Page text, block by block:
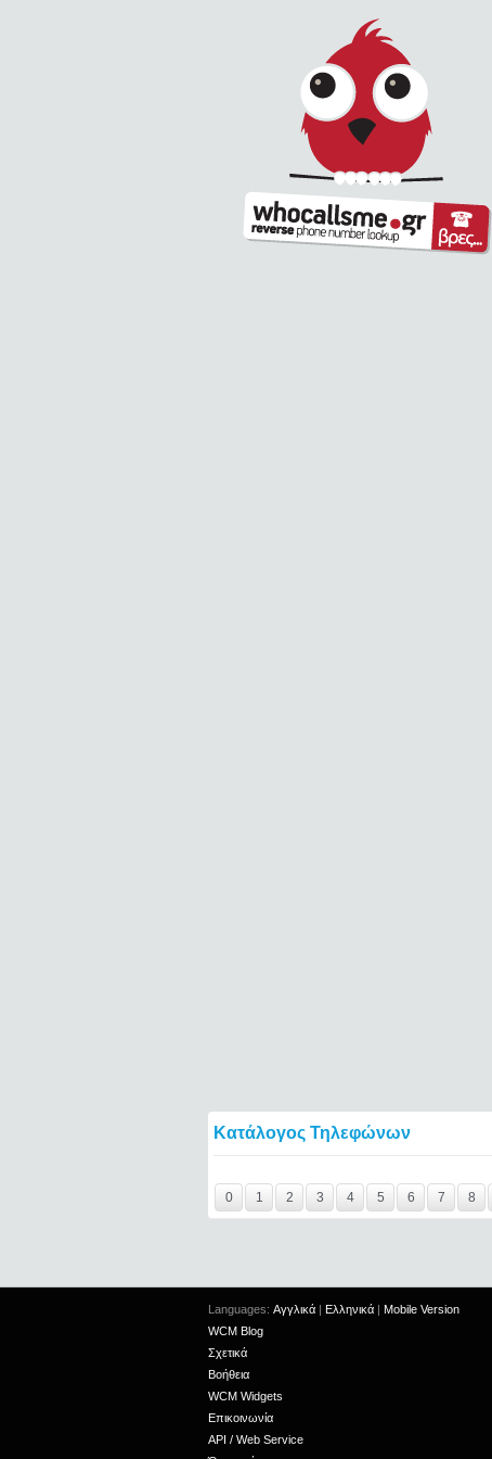
Κατάλογος Τηλεφώνων
0
1 2 3 4 5 6 7 8
Languages: Αγγλικά | Ελληνικά | Mobile Version
WCM Blog
Σχετικά
Βοήθεια
WCM Widgets
Επικοινωνία
API / Web Service